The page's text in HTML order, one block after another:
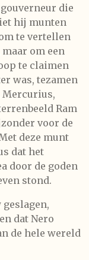
die
hij munten
te vertellen
om een
te claimen
was, tezamen
Mercurius,
Ram
voor de
deze munt
dat het
door de goden
stond.
dat Nero
de hele wereld